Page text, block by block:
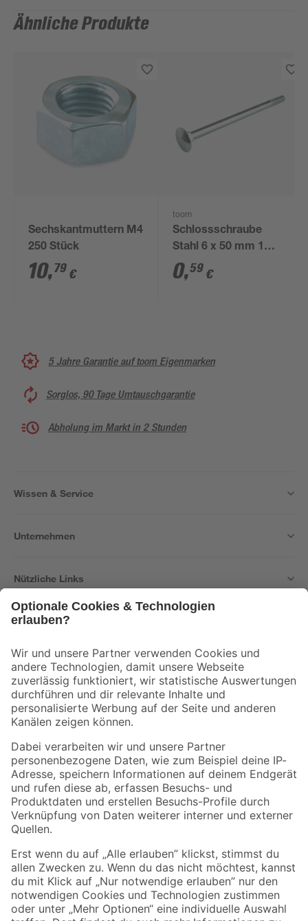
Ähnliche Produkte
Sechskantmuttern M4
250 Stück
10,79 €
toom
Schlossschraube
Stahl 6 x 50 mm 1
Stück
0,59 €
5 Jahre Garantie auf toom Eigenmarken
Sorglos, 90 Tage Umtauschgarantie
Abholung im Markt in 2 Stunden
Wissen & Service
Unternehmen
Nützliche Links
Der toom Newsletter: Keine Angebote und Aktionen mehr verpassen!
Zur Newsletter Anmeldung
Folge uns
Zahlungsarten Versandarten
Sicher einkaufen
Jetzt die toom-App herunterladen